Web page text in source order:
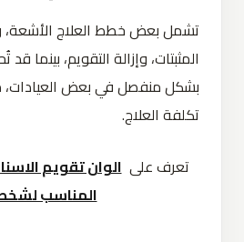
تشمل بعض خطط العلاج الأشعة،
المثبتات، وإزالة التقويم،
بشكل منفصل في بعض العيادات،
تكلفة العلاج.
تعرف على الوان تقويم
المناسب